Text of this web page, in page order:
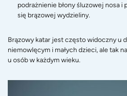
podrażnienie błony śluzowej nosa i
się brązowej wydzieliny.
Brązowy katar jest często widoczny u
niemowlęcym i małych dzieci, ale tak
u osób w każdym wieku.